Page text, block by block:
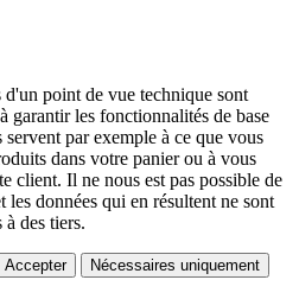
d'un point de vue technique sont
garantir les fonctionnalités de base
par exemple à ce que vous
dans votre panier ou à vous
client. Il ne nous est pas possible de
les données qui en résultent ne sont
à des tiers.
Accepter Nécessaires uniquement